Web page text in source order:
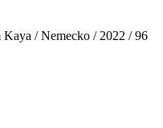
/ Nemecko / 2022 / 96